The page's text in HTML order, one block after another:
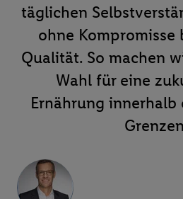
täglichen
ohne Kompromisse
Qualität. So machen
Wahl für eine
Ernährung